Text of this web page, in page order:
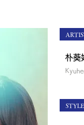
朴葵
STYLE